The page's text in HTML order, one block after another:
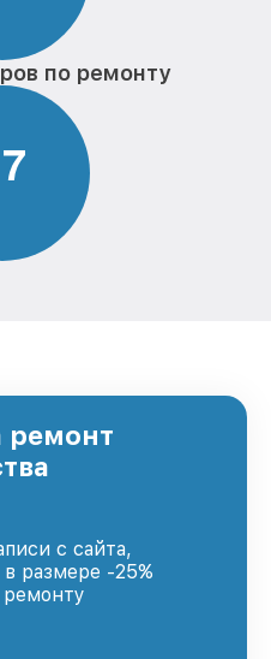
по ремонту
7
ремонт
с сайта,
размере -25%
ремонту